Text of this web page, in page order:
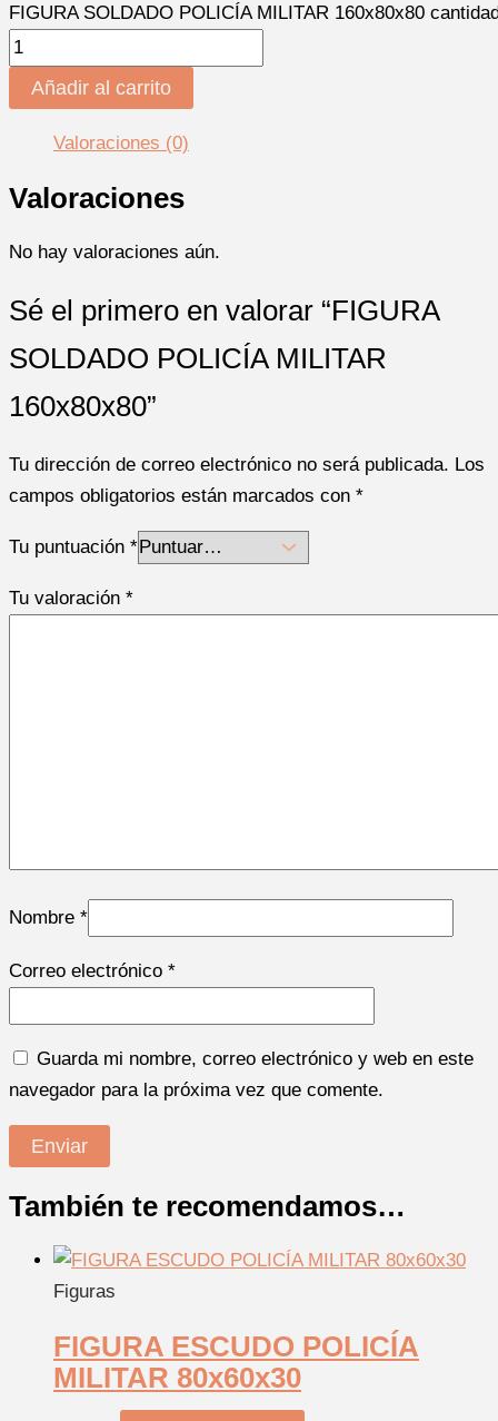
FIGURA SOLDADO POLICÍA MILITAR 160x80x80
Añadir al carrito
Valoraciones (0)
Valoraciones
No hay valoraciones aún.
Sé el primero en valorar “FIGURA
SOLDADO POLICÍA MILITAR
160x80x80”
Tu dirección de correo electrónico no será publicada. Los
campos obligatorios están marcados con *
Tu puntuación *
Tu valoración *
Nombre *
Correo electrónico *
Guarda mi nombre, correo electrónico y web en este
navegador para la próxima vez que comente.
También te recomendamos…
Figuras
FIGURA ESCUDO POLICÍA
MILITAR 80x60x30